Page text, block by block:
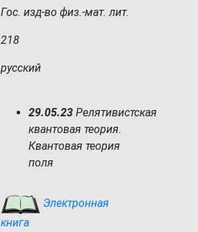
Гос. изд-во физ.-мат. лит.
218
русский
29.05.23 Релятивистская
квантовая теория.
Квантовая теория
поля
Электронная
книга